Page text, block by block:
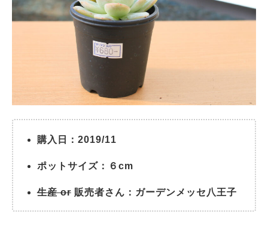
購入日：2019/11
ポットサイズ：６cm
生産 or販売者さん：ガーデンメッセ八王子